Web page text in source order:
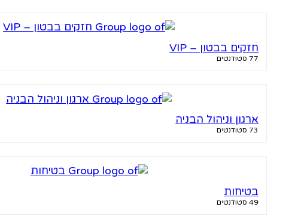
חזקים בבטון – VIP
77 סטודנטים
ארגון וניהול הבניה
73 סטודנטים
בטיחות
49 סטודנטים